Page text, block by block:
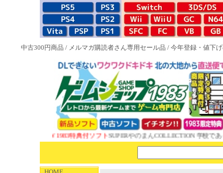
中古300円商品 / メルマガ購読者さん専用セール品 / 今年登録・値下
NEW 1983特典付ソフトSUPERやのまんCOLLECTION 学校であった